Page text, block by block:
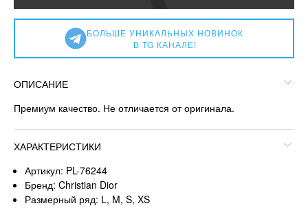
БОЛЬШЕ УНИКАЛЬНЫХ НОВИНОК
В TG КАНАЛЕ!
ОПИСАНИЕ
Премиум качество. Не отличается от оригинала.
ХАРАКТЕРИСТИКИ
Артикул: PL-76244
Бренд: Christian Dior
Размерный ряд: L, M, S, XS